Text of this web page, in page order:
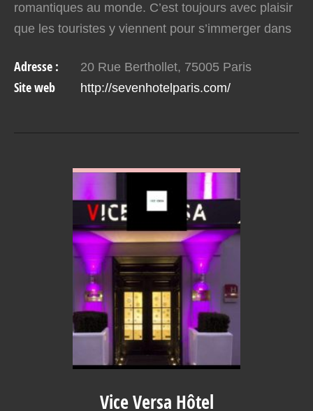
romantiques au monde. C’est toujours avec plaisir
que les touristes y viennent pour s’immerger dans
sentiment est…
Adresse : 20 Rue Berthollet, 75005 Paris
Site web http://sevenhotelparis.com/
Vice Versa Hôtel